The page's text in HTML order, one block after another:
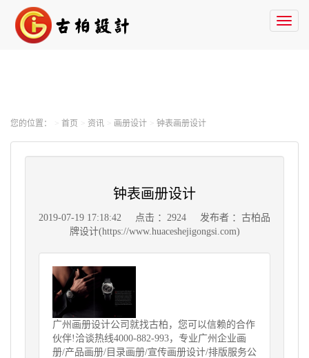
您的位置： 首页 资讯 画册设计 钟表画册设计
钟表画册设计
2019-07-19 17:18:42 点击 ：2924
发布者 ：古柏品
牌设计(https://www.huaceshejigongsi.com)
广州画册设计公司就找古柏，您可以信赖的合作
伙伴!洽谈热线4000-882-993，专业广州企业画
册/产品画册/目录画册/宣传画册设计/排版服务公